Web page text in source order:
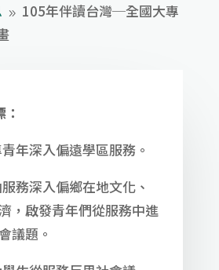
9 105年伴讀台灣─全國大專
深入偏遠學區服務。
深入偏鄉在地文化、
，啟發青年們從服務中進
議題。